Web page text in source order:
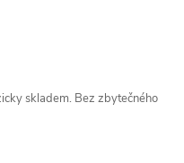
skladem. Bez zbytečného